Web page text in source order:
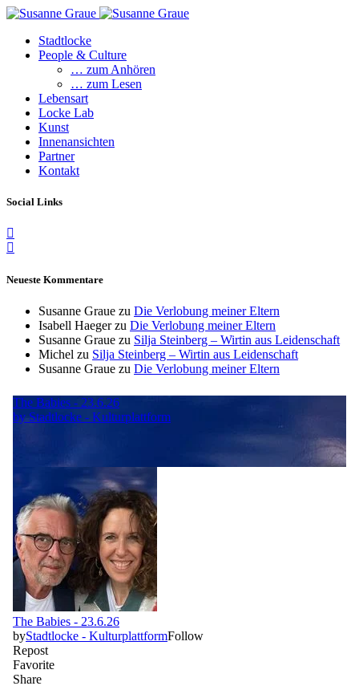
Stadtlocke
People & Culture
… zum Anhören
… zum Lesen
Lebensart
Locke Lab
Kunst
Innenansichten
Partner
Kontakt
Social Links
Neueste Kommentare
Susanne Graue zu Die Verlobung meiner Eltern
Isabell Haegerzu Die Verlobung meiner Eltern
Susanne Graue zu Silja Steinberg – Wirtin aus Leidenschaft
Michel zu Silja Steinberg – Wirtin aus Leidenschaft
Susanne Graue zu Die Verlobung meiner Eltern